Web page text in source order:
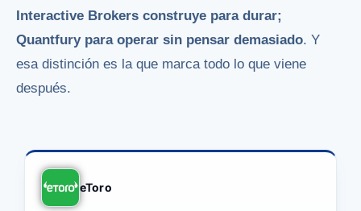
Interactive Brokers construye para durar;
Quantfury para operar sin pensar demasiado. Y
esa distinción es la que marca todo lo que viene
después.
eToro